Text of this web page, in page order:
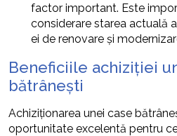
factor important. Este
considerare starea actuală
ei de renovare și
Beneficiile achiziției
bătrânești
Achiziționarea unei case
oportunitate excelentă pentru